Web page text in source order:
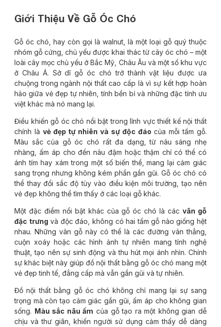
Giới Thiệu Về Gỗ Óc Chó
Gỗ óc chó, hay còn gọi là walnut, là một loại gỗ quý thuộc
nhóm gỗ cứng, chủ yếu được khai thác từ cây óc chó – một
loài cây mọc chủ yếu ở Bắc Mỹ, Châu Âu và một số khu vực
ở Châu Á. Sở dĩ gỗ óc chó trở thành vật liệu được ưa
chuộng trong ngành nội thất cao cấp là vì sự kết hợp hoàn
hảo giữa vẻ đẹp tự nhiên, tính bền bỉ và những đặc tính ưu
việt khác mà nó mang lại.
Điều khiến gỗ óc chó nổi bật trong lĩnh vực thiết kế nội thất
chính là vẻ đẹp tự nhiên và sự độc đáo của mỗi tấm gỗ.
Màu sắc của gỗ óc chó rất đa dạng, từ nâu sáng nhẹ
nhàng, ấm áp cho đến nâu đậm hoặc thậm chí có thể có
ánh tím hay xám trong một số biến thể, mang lại cảm giác
sang trọng nhưng không kém phần gần gũi. Gỗ óc chó có
thể thay đổi sắc độ tùy vào điều kiện môi trường, tạo nên
vẻ đẹp không thể tìm thấy ở các loại gỗ khác.
Một đặc điểm nổi bật khác của gỗ óc chó là cácvân gỗ
đặc trưng và độc đáo, không có hai tấm gỗ nào giống hệt
nhau. Những vân gỗ này có thể là các đường vân thẳng,
cuộn xoáy hoặc các hình ảnh tự nhiên mang tính nghệ
thuật, tạo nên sự sinh động và thu hút mọi ánh nhìn. Chính
sự khác biệt này giúp đồ nội thất bằng gỗ óc chó mang một
vẻ đẹp tinh tế, đẳng cấp mà vẫn gần gũi và tự nhiên.
Đồ nội thất bằng gỗ óc chó không chỉ mang lại sự sang
trọng mà còn tạo cảm giác gần gũi, ấm áp cho không gian
sống. Màu sắc nâu ấm của gỗ tạo ra một không gian dễ
chịu và thư giãn, khiến người sử dụng cảm thấy dễ dàng